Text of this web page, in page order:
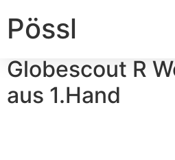
Pössl
Globescout R
aus 1.Hand